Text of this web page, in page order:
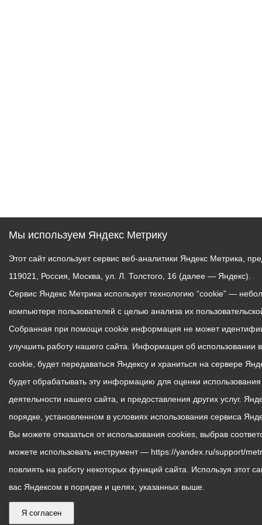
Мы используем Яндекс Метрику
Этот сайт использует сервис веб-аналитики Яндекс Метрика,
119021, Россия, Москва, ул. Л. Толстого, 16 (далее — Яндекс).
Сервис Яндекс Метрика использует технологию “cookie” —
компьютере пользователей с целью анализа их
Собранная при помощи cookie информация не может
улучшить работу нашего сайта. Информация об
cookie, будет передаваться Яндексу и храниться на сервере
будет обрабатывать эту информацию для оценки
деятельности нашего сайта, и предоставления других услуг.
порядке, установленном в условиях использования сервиса
Вы можете отказаться от использования cookies, выбрав
можете использовать инструмент — https://yandex.ru/support/
повлиять на работу некоторых функций сайта. Используя этот
вас Яндексом в порядке и целях, указанных выше.
Я согласен